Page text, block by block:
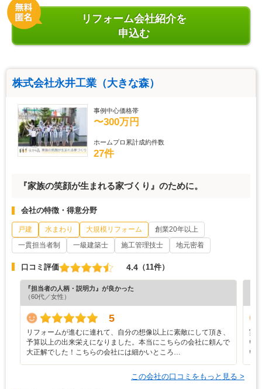
リフォーム会社紹介を
申込む
株式会社永井工業（大きな森）
事例中心価格帯
〜300万円
ホームプロ累計成約件数
27件
『家族の笑顔が生まれる家づくり』のために。
会社の特徴・得意分野
戸建 水まわり 大規模リフォーム
創業20年以上
一貫担当者制
一級建築士 施工管理技士 地元密着
口コミ評価 4.4 （11件）
『担当者の人柄・説明力』が良かった
（60代／女性）
5
リフォームが進むに連れて、自分の想像以上に素敵にして頂き、
予算以上の出来栄えになりました。本当にこちらの会社に頼んで
大正解でした！こちらの会社には細かいところ…
実
い
い
この会社の口コミをもっと見る >